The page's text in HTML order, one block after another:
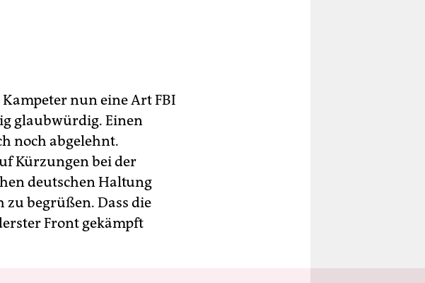
nun eine Art FBI
glaubwürdig. Einen
noch abgelehnt.
Kürzungen bei der
deutschen Haltung
begrüßen. Dass die
Front gekämpft